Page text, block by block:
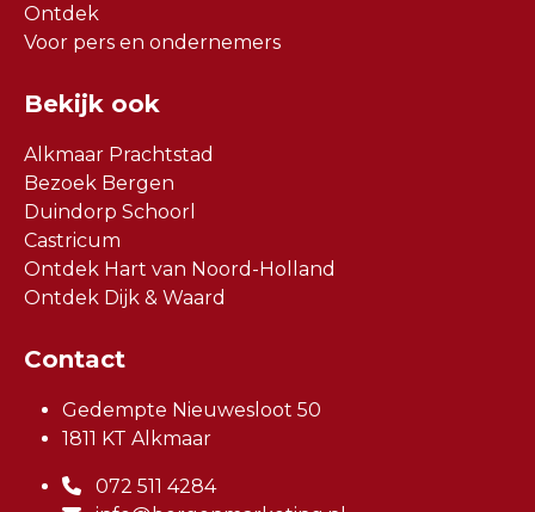
Ontdek
Voor pers en ondernemers
Bekijk ook
Alkmaar Prachtstad
Bezoek Bergen
Duindorp Schoorl
Castricum
Ontdek Hart van Noord-Holland
Ontdek Dijk & Waard
Contact
Gedempte Nieuwesloot 50
1811 KT Alkmaar
072 511 4284